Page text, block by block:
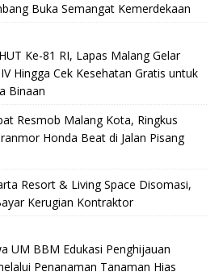
Buka Semangat Kemerdekaan
Ke-81 RI, Lapas Malang Gelar
Hingga Cek Kesehatan Gratis untuk
Binaan
Resmob Malang Kota, Ringkus
Honda Beat di Jalan Pisang
Resort & Living Space Disomasi,
Kerugian Kontraktor
UM BBM Edukasi Penghijauan
Penanaman Tanaman Hias